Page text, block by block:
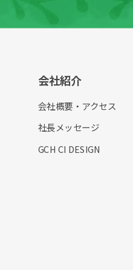
会社紹介
会社概要・アクセス
社長メッセージ
GCH CI DESIGN